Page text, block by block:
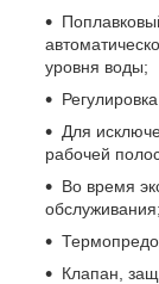
уровня воды;
Для
рабочей
Во время
обслуживания;
Клапан,